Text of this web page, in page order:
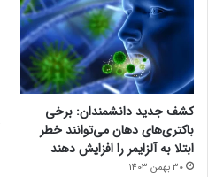
کشف جدید دانشمندان: برخی
باکتری‌های دهان می‌توانند خطر
ابتلا به آلزایمر را افزایش دهند
30 بهمن 1403